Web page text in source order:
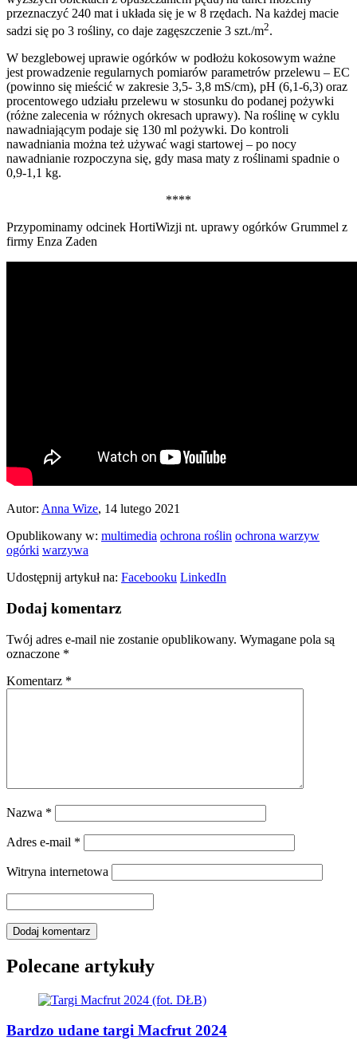
przeznaczyć 240 mat i układa się je w 8 rzędach. Na każdej macie
sadzi się po 3 rośliny, co daje zagęszczenie 3 szt./m2.
W bezglebowej uprawie ogórków w podłożu kokosowym ważne
jest prowadzenie regularnych pomiarów parametrów przelewu – EC
(powinno się mieścić w zakresie 3,5- 3,8 mS/cm), pH (6,1-6,3) oraz
procentowego udziału przelewu w stosunku do podanej pożywki
(różne zalecenia w różnych okresach uprawy). Na roślinę w cyklu
nawadniającym podaje się 130 ml pożywki. Do kontroli
nawadniania można też używać wagi startowej – po nocy
nawadnianie rozpoczyna się, gdy masa maty z roślinami spadnie o
0,9-1,1 kg.
****
Przypominamy odcinek HortiWizji nt. uprawy ogórków Grummel z
firmy Enza Zaden
Autor: Anna Wize, 14 lutego 2021
Opublikowany w: multimedia ochrona roślin ochrona warzyw
ogórki warzywa
Udostępnij artykuł na: Facebooku LinkedIn
Dodaj komentarz
Twój adres e-mail nie zostanie opublikowany. Wymagane pola są
oznaczone *
Komentarz *
Nazwa *
Adres e-mail *
Witryna internetowa
Polecane artykuły
Bardzo udane targi Macfrut 2024